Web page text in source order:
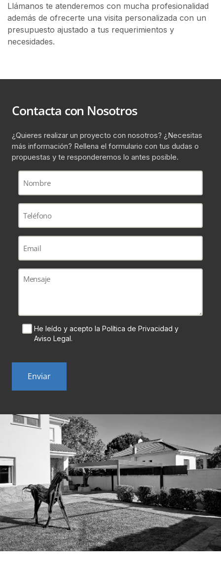
Llámanos te atenderemos con mucha profesionalidad
además de ofrecerte una visita personalizada con un
presupuesto ajustado a tus requerimientos y
necesidades.
Contacta con Nosotros
¿Quieres realizar un proyecto con nosotros? ¿Necesitas
más información? Rellena el formulario con tus dudas o
propuestas y te responderemos lo antes posible.
Nombre
Teléfono
(*)
Email
(*)
Mensaje
Consent
He leído y acepto la Política de Privacidad y
Aviso Legal.